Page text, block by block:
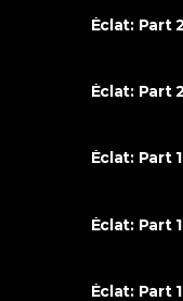
Éclat: Part
Éclat: Part
Éclat: Part
Éclat: Part
Éclat: Part